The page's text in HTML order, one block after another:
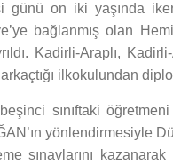
günü on iki yaşında
bağlanmış olan
Kadirli-Araplı,
ilkokulundan
beşinci sınıftaki
yönlendirmesiyle
sınavlarını